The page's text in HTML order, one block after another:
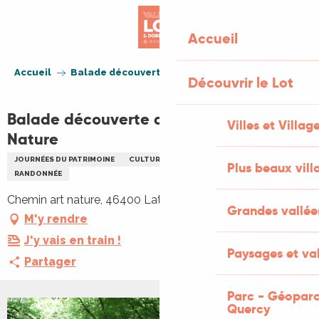
Accueil
Découvrir le Lot
Villes et
Plus beaux
Grandes
Paysages et
Parc -
Quercy
Accueil Balade découverte du chemin Art-Nature
Balade découverte du chemin Art-
Nature
JOURNÉES DU PATRIMOINE CULTURELLE
RANDONNÉE
Chemin art nature, 46400 Latouille-Lentillac
M'y rendre
J'y vais en train !
Partager